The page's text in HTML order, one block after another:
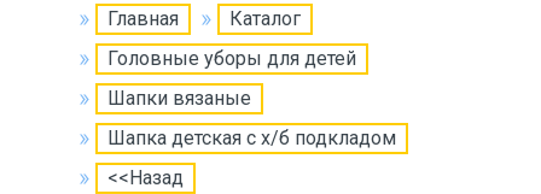
Главная
Каталог
Головные уборы для детей
Шапки вязаные
Шапка детская с х/б подкладом
<<Назад